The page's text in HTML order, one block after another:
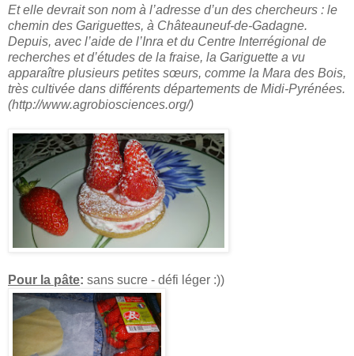
Et elle devrait son nom à l’adresse d’un des chercheurs : le
chemin des Gariguettes, à Châteauneuf-de-Gadagne.
Depuis, avec l’aide de l’Inra et du Centre Interrégional de
recherches et d’études de la fraise, la Gariguette a vu
apparaître plusieurs petites sœurs, comme la Mara des Bois,
très cultivée dans différents départements de Midi-Pyrénées.
(http://www.agrobiosciences.org/)
Pour la pâte: sans sucre - défi léger :))